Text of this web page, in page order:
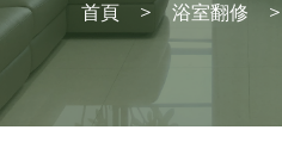
首頁 浴室翻修